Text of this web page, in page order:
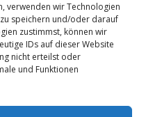
verwenden wir Technologien
speichern und/oder darauf
zustimmst, können wir
IDs auf dieser Website
nicht erteilst oder
und Funktionen
(5.81 km)
(5.81 km)